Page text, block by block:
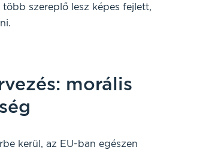
több szereplő lesz képes fejlett,
morális
kerül, az EU-ban egészen